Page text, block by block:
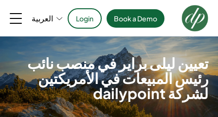
Book a Demo
Login العربية
تعيين ليلى براير في منصب نائب
رئيس المبيعات في الأمريكتين
لشركة dailypoint